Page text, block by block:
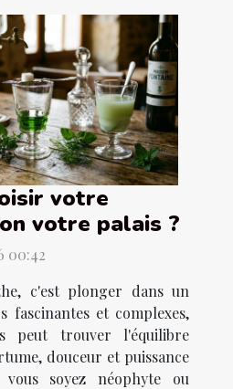
votre
votre palais ?
00:42
c'est plonger dans un
fascinantes et complexes,
peut trouver l'équilibre
douceur et puissance
vous soyez néophyte ou